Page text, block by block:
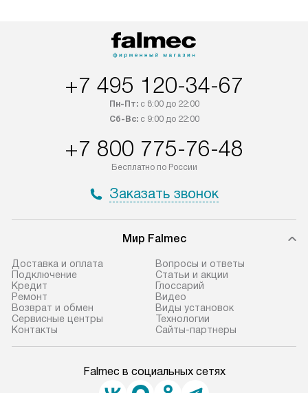
оплачивается дополнительно.
Возможна доставка товаров по
+7 495 120-34-67
Пн-Пт:с 8:00 до 22:00
Сб-Вс:с 9:00 до 22:00
+7 800 775-76-48
Бесплатно по России
Заказать звонок
Мир Falmec
Доставка и оплата
Подключение
Кредит
Ремонт
Возврат и обмен
Сервисные центры
Контакты
Вопросы и ответы
Статьи и акции
Глоссарий
Видео
Виды установок
Технологии
Сайты-партнеры
Falmec в социальных сетях